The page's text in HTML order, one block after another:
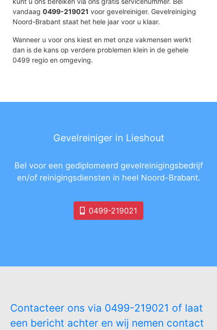
vandaag0499-219021 voor gevelreiniger. Gevelreiniging
Noord-Brabant staat het hele jaar voor u klaar.
Wanneer u voor ons kiest en met onze vakmensen werkt
dan is de kans op verdere problemen klein in de gehele
0499 regio en omgeving.
Gevelreiniger in Lieshout
Bel voor een gediplomeerd gevelreinigingsbedrijf
en/of reinigingsdiensten in heel Noord-Brabant.
0499-219021
Contacteer ons via 0499-219021 of laat
een bericht achter en wij nemen contact